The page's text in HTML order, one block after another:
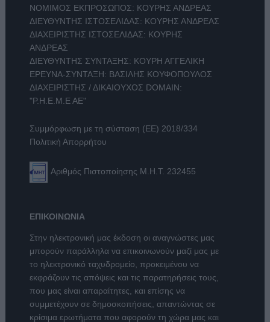
ΝΟΜΙΜΟΣ ΕΚΠΡΟΣΩΠΟΣ: ΚΟΥΡΗΣ ΑΝΔΡΕΑΣ
ΔΙΕΥΘΥΝΤΗΣ ΙΣΤΟΣΕΛΙΔΑΣ: ΚΟΥΡΗΣ ΑΝΔΡΕΑΣ
ΔΙΑΧΕΙΡΙΣΤΗΣ ΙΣΤΟΣΕΛΙΔΑΣ: ΚΟΥΡΗΣ
ΑΝΔΡΕΑΣ
ΔΙΕΥΘΥΝΤΗΣ ΣΥΝΤΑΞΗΣ: ΚΟΥΡΗ ΑΓΓΕΛΙΚΗ
ΕΡΕΥΝΑ-ΣΥΝΤΑΞΗ: ΒΑΣΙΛΗΣ ΚΟΥΦΟΠΟΥΛΟΣ
ΔΙΑΧΕΙΡΙΣΤΗΣ / ΔΙΚΑΙΟΥΧΟΣ DOMAIN:
"Ρ.Η.Ε.Μ.Ε ΑΕ"
Συμμόρφωση με τη σύσταση (ΕΕ) 2018/334
Πολιτική Απορρήτου
Αριθμός Πιστοποίησης Μ.Η.Τ. 232455
ΕΠΙΚΟΙΝΩΝΙΑ
Στην ηλεκτρονική μας έκδοση οι αναγνώστες μας
μπορούν παράλληλα να επικοινωνούν μαζί μας με
το ηλεκτρονικό ταχυδρομείο, προκειμένου να
εκφράζουν τις απόψεις και τις παρατηρήσεις τους,
που μας είναι απαραίτητες, και επίσης να
συμμετέχουν σε δημοσκοπήσεις, απαντώντας σε
κρίσιμα ερωτήματα που αφορούν τη χώρα μας και